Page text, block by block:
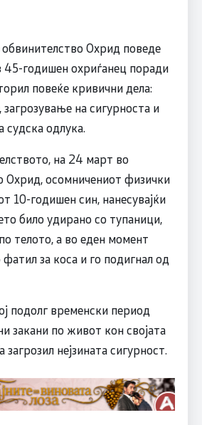
Охрид поведе
45-годишен охриѓанец поради
повеќе кривични дела:
загрозување на сигурноста и
одлука.
на 24 март во
Охрид, осомничениот физички
10-годишен син, нанесувајќи
било удирано со тупаници,
телото, а во еден момент
за коса и го подигнал од
подолг временски период
закани по живот кон својата
загрозил нејзината сигурност.